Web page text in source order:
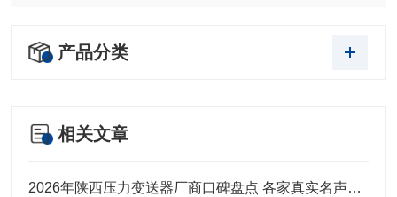
产品分类
相关文章
2026年陕西压力变送器厂商口碑盘点 各家真实名声实力全解析